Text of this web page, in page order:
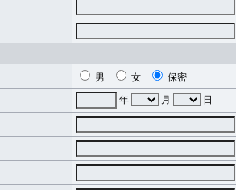
男 女
保密
年 月 日